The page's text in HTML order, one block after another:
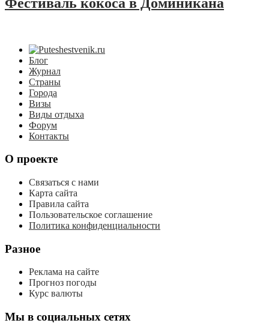
Блог
Журнал
Страны
Города
Визы
Виды отдыха
Форум
Контакты
О проекте
Связаться с нами
Карта сайта
Правила сайта
Пользовательское соглашение
Политика конфиденциальности
Разное
Реклама на сайте
Прогноз погоды
Курс валюты
Мы в социальных сетях